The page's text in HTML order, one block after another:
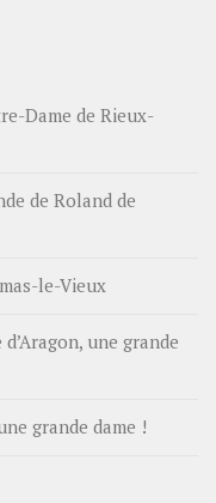
Dame de Rieux-
de Roland de
le-Vieux
une grande
grande dame !